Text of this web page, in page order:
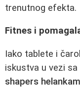
trenutnog efekta.
Fitnes i
Iako tablete i
iskustva u vezi sa
shapers